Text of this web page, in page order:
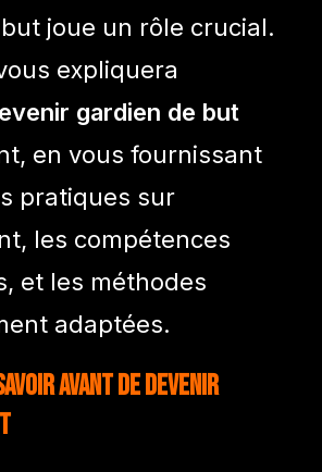
joue un rôle crucial.
expliquera
gardien de but
en vous fournissant
pratiques sur
les compétences
et les méthodes
adaptées.
avant de devenir